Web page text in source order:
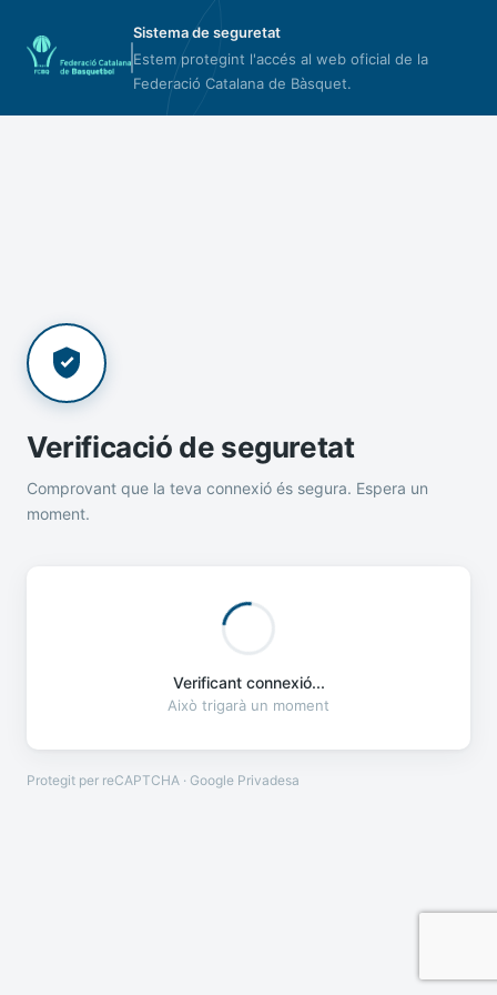
Sistema de seguretat
Estem protegint l'accés al web oficial de la
Federació Catalana de Bàsquet.
Verificació de seguretat
Comprovant que la teva connexió és segura. Espera un
moment.
Verificant connexió...
Això trigarà un moment
Protegit per reCAPTCHA · Google Privadesa